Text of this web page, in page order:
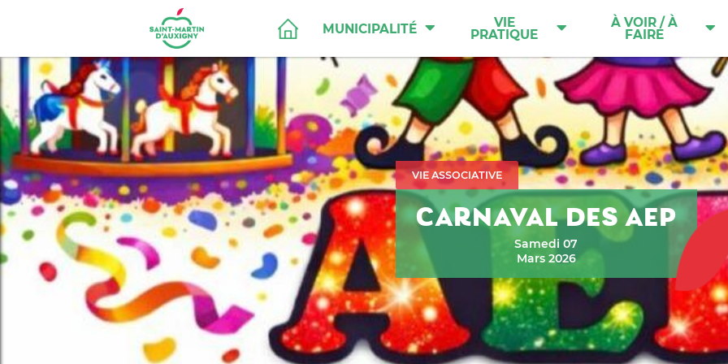
MUNICIPALITÉ VIE
PRATIQUE
À VOIR / À
FAIRE
VIE ASSOCIATIVE
CARNAVAL DES AEP
Samedi 07
Mars 2026